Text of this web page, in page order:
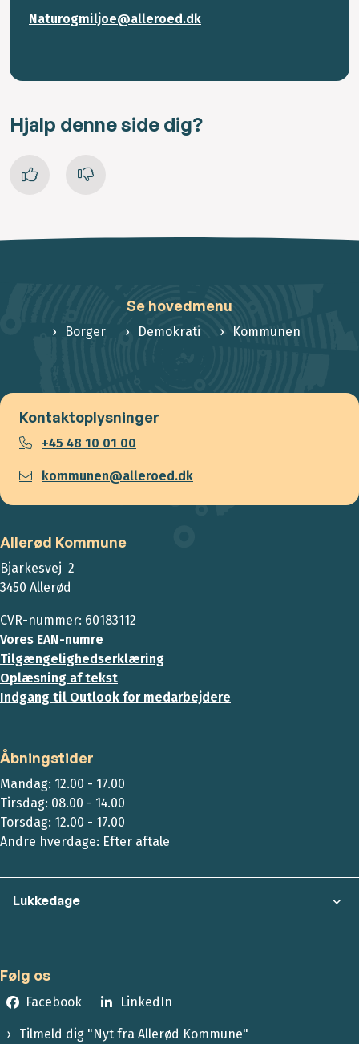
Naturogmiljoe@alleroed.dk
Hjalp denne side dig?
Se hovedmenu
Borger Demokrati Kommunen
Kontaktoplysninger
+45 48 10 01 00
kommunen@alleroed.dk
Allerød Kommune
Bjarkesvej 2
3450 Allerød
CVR-nummer: 60183112
Vores EAN-numre
Tilgængelighedserklæring
Oplæsning af tekst
Indgang til Outlook for medarbejdere
Åbningstider
Mandag: 12.00 - 17.00
Tirsdag: 08.00 - 14.00
Torsdag: 12.00 - 17.00
Andre hverdage: Efter aftale
Lukkedage
Følg os
Facebook LinkedIn
Tilmeld dig "Nyt fra Allerød Kommune"